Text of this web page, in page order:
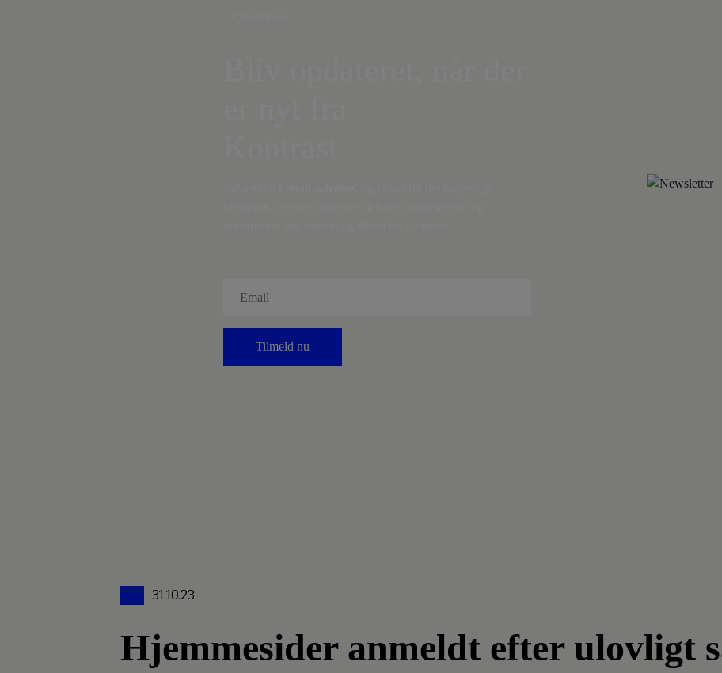
Tilmeld nu
31.10.23
Hjemmesider anmeldt efter ulovligt